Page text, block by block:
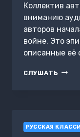
Коллектив
вниманию
авторов
войне. Это
описанные её
СЛУШАТЬ
РУССКАЯ